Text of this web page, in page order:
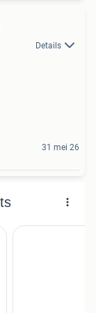
Details
31 mei 26